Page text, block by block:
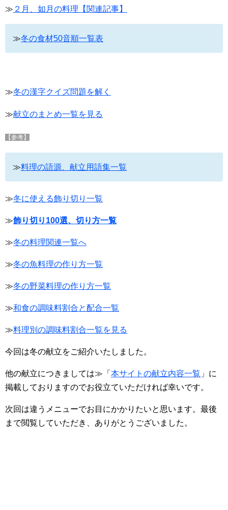
≫ ２月、如月の料理【関連記事】
≫冬の食材50音順一覧表
≫冬の漢字クイズ問題を解く
≫献立のまとめ一覧を見る
【参考】
≫料理の語源、献立用語集一覧
≫冬に使える飾り切り一覧
≫飾り切り100選、切り方一覧
≫冬の料理関連一覧へ
≫冬の魚料理の作り方一覧
≫冬の野菜料理の作り方一覧
≫和食の調味料割合と配合一覧
≫料理別の調味料割合一覧を見る
今回は冬の献立をご紹介いたしました。
他の献立につきましては≫「 本サイトの献立内容一覧 」に
掲載しておりますのでお役立ていただければ幸いです。
次回は違うメニューでお目にかかりたいと思います。最後
まで閲覧していただき、ありがとうございました。